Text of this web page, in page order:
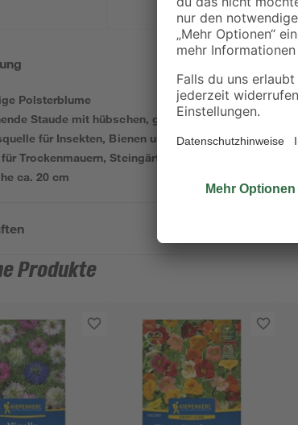
Polsterblume
Staude mit hübschen, gelben Blüten
für Insekten, Bienen und Schmetterlinge
Trockenmauern, Steingärten und Rabatten
ca. 20 cm
Produkte